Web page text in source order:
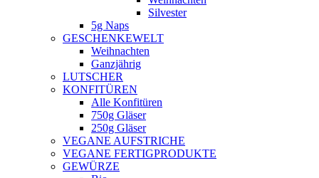
Silvester
5g Naps
GESCHENKEWELT
Weihnachten
Ganzjährig
LUTSCHER
KONFITÜREN
Alle Konfitüren
750g Gläser
250g Gläser
VEGANE AUFSTRICHE
VEGANE FERTIGPRODUKTE
GEWÜRZE